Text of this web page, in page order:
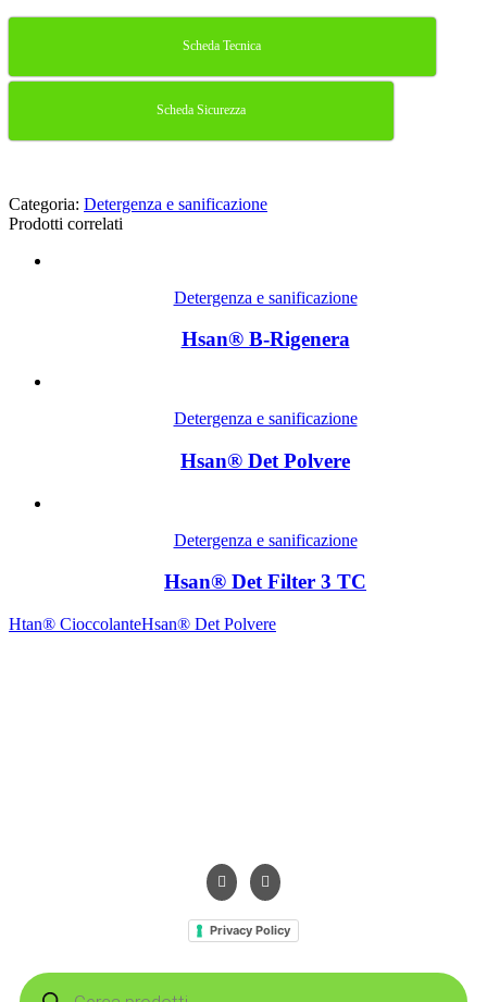
Scheda Tecnica
Scheda Sicurezza
Categoria: Detergenza e sanificazione
Prodotti correlati
Detergenza e sanificazione
Hsan® B-Rigenera
Detergenza e sanificazione
Hsan® Det Polvere
Detergenza e sanificazione
Hsan® Det Filter 3 TC
Htan® CioccolanteHsan® Det Polvere
Privacy Policy
Products
search